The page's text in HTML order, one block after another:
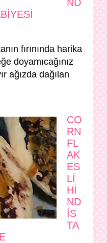
ND
fırınında harika
doyamıcağınız
ağızda dağılan
CO
RN
FL
AK
ES
Lİ
Hİ
ND
İS
TA